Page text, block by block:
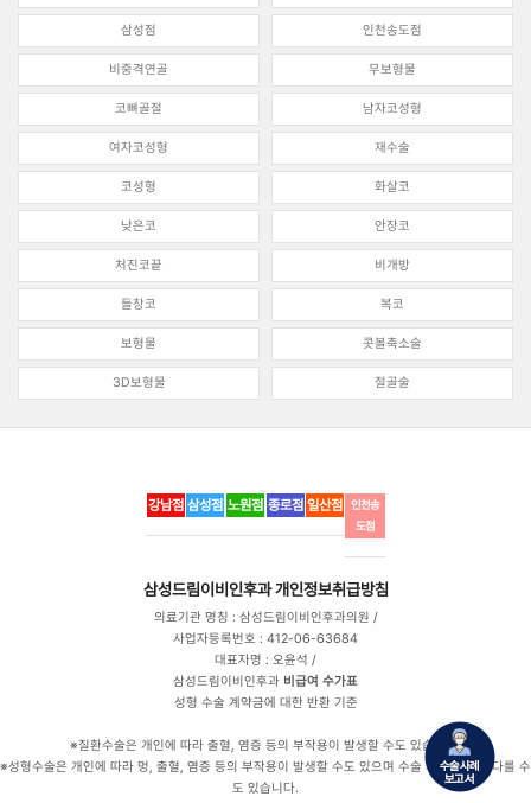
삼성점 인천송도점
비중격연골 무보형물
코뼈골절 남자코성형
여자코성형 재수술
코성형 화살코
낮은코 안장코
처진코끝 비개방
들창코 복코
보형물 콧볼축소술
3D보형물 절골술
강남점 삼성점 노원점 종로점 일산점
인천송
도점
삼성드림이비인후과 개인정보취급방침
의료기관 명칭 : 삼성드림이비인후과의원 /
사업자등록번호 : 412-06-63684
대표자명 : 오윤석 /
삼성드림이비인후과 비급여 수가표
성형 수술 계약금에 대한 반환 기준
※질환수술은 개인에 따라 출혈, 염증 등의 부작용이 발생할 수도 있습니다.
※성형수술은 개인에 따라 멍, 출혈, 염증 등의 부작용이 발생할 수도 있으며 수술 후 만족도는 다를 수
도 있습니다.